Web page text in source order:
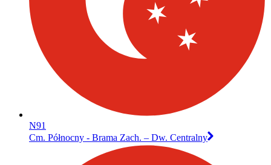
N91
Cm. Północny - Brama Zach. – Dw. Centralny